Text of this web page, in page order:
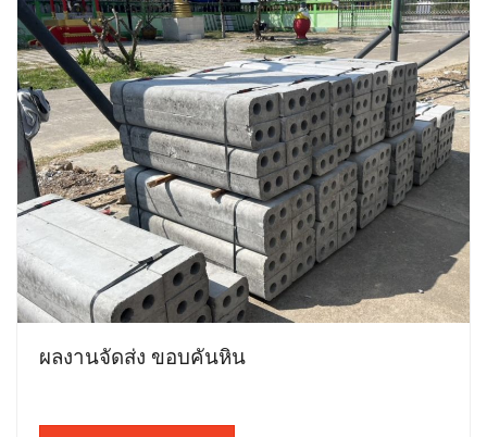
ผลงานจัดส่ง ขอบคันหิน